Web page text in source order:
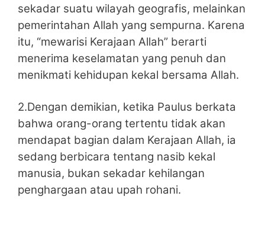
sekadar suatu wilayah geografis, melainkan
pemerintahan Allah yang sempurna. Karena
itu, “mewarisi Kerajaan Allah” berarti
menerima keselamatan yang penuh dan
menikmati kehidupan kekal bersama Allah.
2.Dengan demikian, ketika Paulus berkata
bahwa orang-orang tertentu tidak akan
mendapat bagian dalam Kerajaan Allah, ia
sedang berbicara tentang nasib kekal
manusia, bukan sekadar kehilangan
penghargaan atau upah rohani.